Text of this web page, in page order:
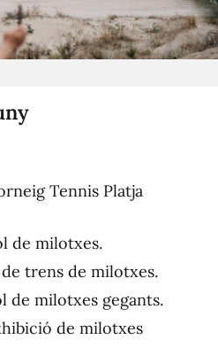
Tennis Platja
de milotxes.
trens de milotxes.
de milotxes gegants.
de milotxes